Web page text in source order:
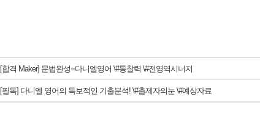
[합격 Maker] 문법완성=다니엘영어 \#통찰력 \#전영역시너지
[필독] 다니엘 영어의 독보적인 기출분석! \#출제자의눈 \#예상자료